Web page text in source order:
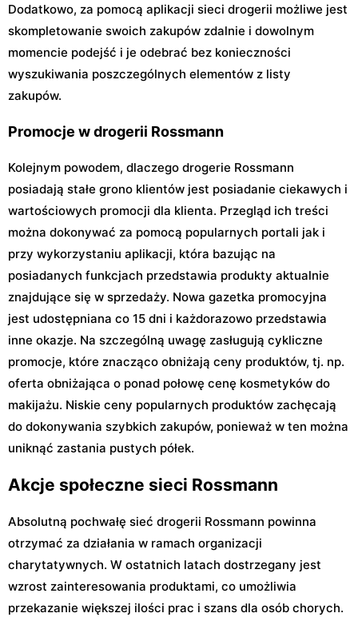
Dodatkowo, za pomocą aplikacji sieci drogerii możliwe jest
skompletowanie swoich zakupów zdalnie i dowolnym
momencie podejść i je odebrać bez konieczności
wyszukiwania poszczególnych elementów z listy
zakupów.
Promocje w drogerii Rossmann
Kolejnym powodem, dlaczego drogerie Rossmann
posiadają stałe grono klientów jest posiadanie ciekawych i
wartościowych promocji dla klienta. Przegląd ich treści
można dokonywać za pomocą popularnych portali jak i
przy wykorzystaniu aplikacji, która bazując na
posiadanych funkcjach przedstawia produkty aktualnie
znajdujące się w sprzedaży. Nowa gazetka promocyjna
jest udostępniana co 15 dni i każdorazowo przedstawia
inne okazje. Na szczególną uwagę zasługują cykliczne
promocje, które znacząco obniżają ceny produktów, tj. np.
oferta obniżająca o ponad połowę cenę kosmetyków do
makijażu. Niskie ceny popularnych produktów zachęcają
do dokonywania szybkich zakupów, ponieważ w ten można
uniknąć zastania pustych półek.
Akcje społeczne sieci Rossmann
Absolutną pochwałę sieć drogerii Rossmann powinna
otrzymać za działania w ramach organizacji
charytatywnych. W ostatnich latach dostrzegany jest
wzrost zainteresowania produktami, co umożliwia
przekazanie większej ilości prac i szans dla osób chorych.